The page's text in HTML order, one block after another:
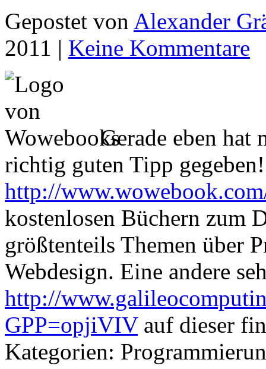
Gepostet von Alexander
2011 | Keine Kommentare
Gerade eben
richtig guten Tipp
http://
kostenlosen Büchern zum
größtenteils Themen über
Webdesign. Eine andere
http://
GPP=opjiVIVauf dieser
Kategorien: